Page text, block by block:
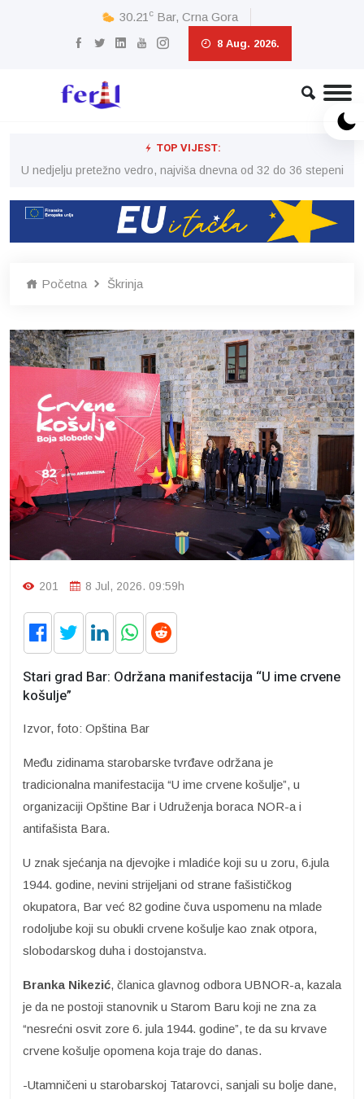
30.21 c Bar, Crna Gora
8 Aug. 2026.
TOP VIJEST:
U nedjelju pretežno vedro, najviša dnevna od 32 do 36 stepeni
Početna Škrinja
201 8 Jul, 2026. 09:59h
Stari grad Bar: Održana manifestacija “U ime crvene
košulje”
Izvor, foto: Opština Bar
Među zidinama starobarske tvrđave održana je
tradicionalna manifestacija “U ime crvene košulje”, u
organizaciji Opštine Bar i Udruženja boraca NOR-a i
antifašista Bara.
U znak sjećanja na djevojke i mladiće koji su u zoru, 6.jula
1944. godine, nevini strijeljani od strane fašističkog
okupatora, Bar već 82 godine čuva uspomenu na mlade
rodoljube koji su obukli crvene košulje kao znak otpora,
slobodarskog duha i dostojanstva.
Branka Nikezić, članica glavnog odbora UBNOR-a, kazala
je da ne postoji stanovnik u Starom Baru koji ne zna za
“nesrećni osvit zore 6. jula 1944. godine”, te da su krvave
crvene košulje opomena koja traje do danas.
-Utamničeni u starobarskoj Tatarovci, sanjali su bolje dane,